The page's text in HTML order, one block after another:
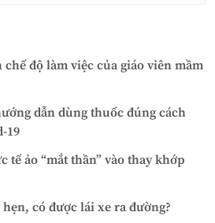
độ làm việc của giáo viên mầm
dẫn dùng thuốc đúng cách
19
tế ảo “mắt thần” vào thay khớp
có được lái xe ra đường?